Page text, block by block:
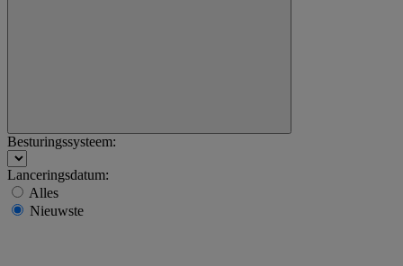
Besturingssysteem:
Lanceringsdatum:
Alles
Nieuwste